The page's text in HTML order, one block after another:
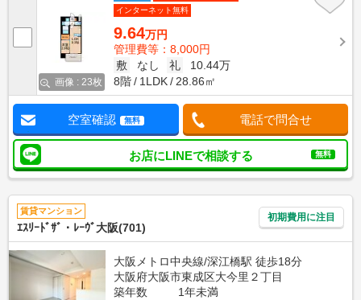
画像 : 23枚
インターネット無料
9.64万円
管理費等：8,000円
敷
なし 礼
10.44万
8階
1LDK 28.86㎡
空室確認 無料 電話で問合せ
お店にLINEで相談する 無料
賃貸マンション
ｴｽﾘｰﾄﾞｻﾞ・ﾚｰｳﾞ大阪(701)
初期費用に注目
大阪メトロ中央線/深江橋駅 徒歩18分
大阪府大阪市東成区大今里２丁目
築年数
1年未満